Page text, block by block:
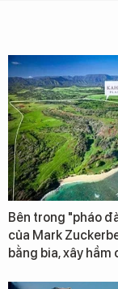
Bên trong "pháo
của Mark
bằng bia, xây hầm